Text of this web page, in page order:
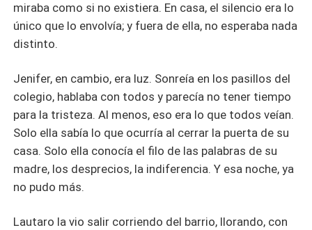
miraba como si no existiera. En casa, el silencio era lo
único que lo envolvía; y fuera de ella, no esperaba nada
distinto.
Jenifer, en cambio, era luz. Sonreía en los pasillos del
colegio, hablaba con todos y parecía no tener tiempo
para la tristeza. Al menos, eso era lo que todos veían.
Solo ella sabía lo que ocurría al cerrar la puerta de su
casa. Solo ella conocía el filo de las palabras de su
madre, los desprecios, la indiferencia. Y esa noche, ya
no pudo más.
Lautaro la vio salir corriendo del barrio, llorando, con